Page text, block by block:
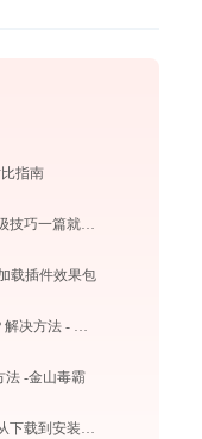
指南
UltraEdit文本编辑器全面指南：从安装到高级技巧一篇就够（附快捷键大全）
载插件效果包
惠普Color LaserJet 4650dtn打印机无法连接？解决方法 - 金山毒霸
法 -金山毒霸
震旦AD220MNW打印机驱动安装全攻略：从下载到安装完全教程